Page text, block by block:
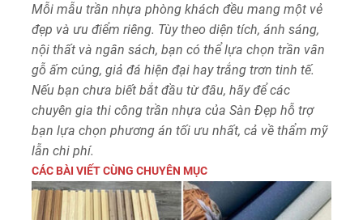
Mỗi mẫu trần nhựa phòng khách đều mang một vẻ
đẹp và ưu điểm riêng. Tùy theo diện tích, ánh sáng,
nội thất và ngân sách, bạn có thể lựa chọn trần vân
gỗ ấm cúng, giả đá hiện đại hay trắng trơn tinh tế.
Nếu bạn chưa biết bắt đầu từ đâu, hãy để các
chuyên gia thi công trần nhựa của Sàn Đẹp hỗ trợ
bạn lựa chọn phương án tối ưu nhất, cả về thẩm mỹ
lẫn chi phí.
CÁC BÀI VIẾT CÙNG CHUYÊN MỤC